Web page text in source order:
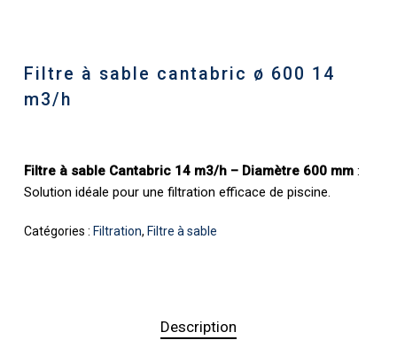
Filtre à sable cantabric ø 600 14
m3/h
Filtre à sable Cantabric 14 m3/h – Diamètre 600 mm:
Solution idéale pour une filtration efficace de piscine.
Catégories : Filtration, Filtre à sable
Description